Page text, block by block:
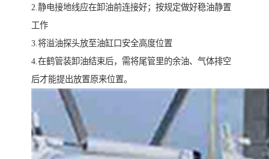
2.静电接地线应在卸油前连接好；按规定做好稳油静置
工作
3.将溢油探头放至油缸口安全高度位置
4.在鹤管装卸油结束后，需将尾管里的余油、气体排空
后才能提出放置原来位置。